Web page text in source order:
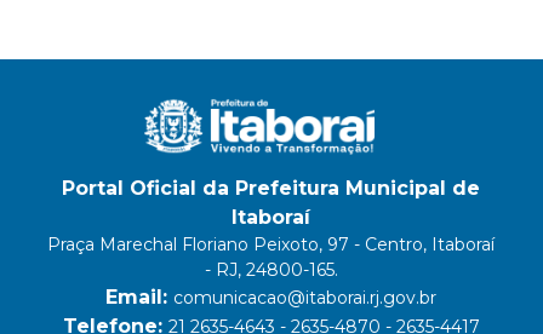
Portal Oficial da Prefeitura Municipal de
Itaboraí
Praça Marechal Floriano Peixoto, 97 - Centro, Itaboraí
- RJ, 24800-165.
Email: comunicacao@itaborai.rj.gov.br
Telefone: 21 2635-4643 - 2635-4870 - 2635-4417